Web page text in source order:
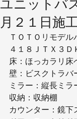
ユニットバ
月２１日施
ＴＯＴＯリモデル
４１８ＪＴＸ３Ｄ
床：ほっカラリ床
壁：ビスクトラバ
ミラー：縦長ミラ
収納：収納棚
カウンター：鏡下